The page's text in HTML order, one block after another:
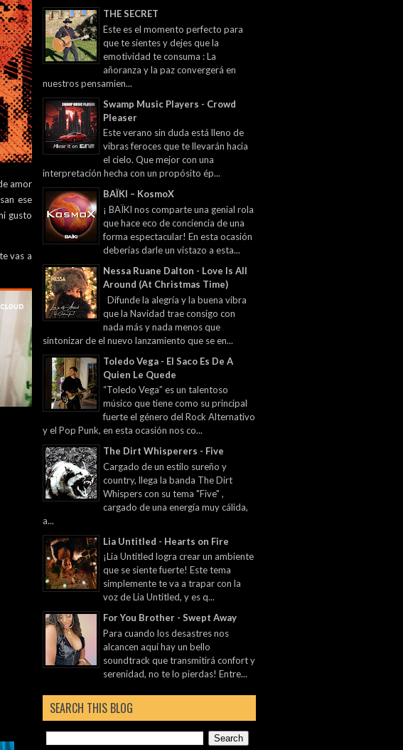
amor
ese
gusto
vas a
THE SECRET
Este es el momento perfecto para
que te sientes y dejes que la
emotividad te consuma : La
añoranza y la paz convergerá en
nuestros pensamien...
Swamp Music Players - Crowd
Pleaser
Este verano sin duda está lleno de
vibras feroces que te llevarán hacia
el cielo. Que mejor con una
interpretación hecha con un propósito ép...
BAÏKI – KosmoX
¡ BAÏKI nos comparte una genial rola
que hace eco de conciencia de una
forma espectacular! En esta ocasión
deberías darle un vistazo a esta...
Nessa Ruane Dalton - Love Is All
Around (At Christmas Time)
Difunde la alegría y la buena vibra
que la Navidad trae consigo con
nada más y nada menos que
sintonizar de el nuevo lanzamiento que se en...
Toledo Vega - El Saco Es De A
Quien Le Quede
“Toledo Vega” es un talentoso
músico que tiene como su principal
fuerte el género del Rock Alternativo
y el Pop Punk, en esta ocasión nos co...
The Dirt Whisperers - Five
Cargado de un estilo sureño y
country, llega la banda The Dirt
Whispers con su tema "Five" ,
cargado de una energía muy cálida,
a...
Lia Untitled - Hearts on Fire
¡Lia Untitled logra crear un ambiente
que se siente fuerte! Este tema
simplemente te va a trapar con la
voz de Lia Untitled, y es q...
For You Brother - Swept Away
Para cuando los desastres nos
alcancen aquí hay un bello
soundtrack que transmitirá confort y
serenidad, no te lo pierdas! Entre...
SEARCH THIS BLOG